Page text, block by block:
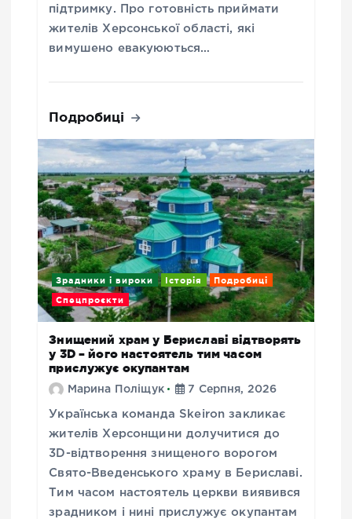
підтримку. Про готовність приймати
жителів Херсонської області, які
вимушено евакуюються…
Подробиці
Зрадники і вироки Історія Подробиці
Спецпроєкти
Знищений храм у Бериславі відтворять
у 3D – його настоятель тим часом
прислужує окупантам
Марина Поліщук 7 Серпня, 2026
Українська команда Skeiron закликає
жителів Херсонщини долучитися до
3D-відтворення знищеного ворогом
Свято-Введенського храму в Бериславі.
Тим часом настоятель церкви виявився
зрадником і нині прислужує окупантам